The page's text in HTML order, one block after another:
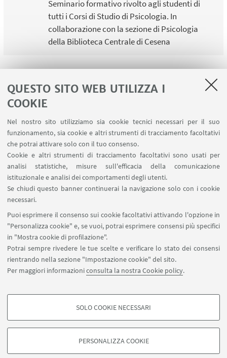
QUESTO SITO WEB UTILIZZA I
COOKIE
Nel nostro sito utilizziamo sia cookie tecnici necessari per il suo
funzionamento, sia cookie e altri strumenti di tracciamento facoltativi
che potrai attivare solo con il tuo consenso.
Cookie e altri strumenti di tracciamento facoltativi sono usati per
analisi statistiche, misure sull'efficacia della comunicazione
istituzionale e analisi dei comportamenti degli utenti.
Se chiudi questo banner continuerai la navigazione solo con i cookie
necessari.
Puoi esprimere il consenso sui cookie facoltativi attivando l'opzione in
"Personalizza cookie" e, se vuoi, potrai esprimere consensi più specifici
in "Mostra cookie di profilazione".
Potrai sempre rivedere le tue scelte e verificare lo stato dei consensi
rientrando nella sezione "Impostazione cookie" del sito.
Per maggiori informazioniconsulta la nostra Cookie policy.
COOKIE DI PROFILAZIONE - FACOLTATIVI
degli utenti, creare profili in base al loro comportamento sul sito, per analisi
di marketing.
SOLO COOKIE NECESSARI
PERSONALIZZA COOKIE
Seminario formativo rivolto agli studenti di
tutti i Corsi di Studio di Psicologia. In
collaborazione con la sezione di Psicologia
della Biblioteca Centrale di Cesena
Area riservata - Spazi virtuali
Contatti
SEGUI IL DIPARTIMENTO SU:
SEGUI UNIBO SU:
APP:
©Copyright 2026 - ALMA MATER STUDIORUM - Università di
Bologna - Via Zamboni, 33 - 40126 Bologna - PI: 01131710376 - CF:
80007010376